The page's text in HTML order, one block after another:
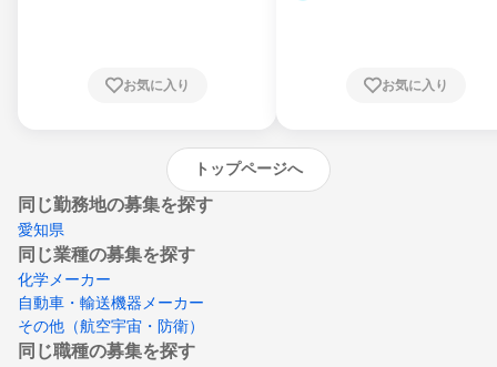
崎県、熊本県、大分県、宮崎県、鹿児島県、
お気に入り お気に入り
トップページへ
同じ勤務地の募集を探す
愛知県
同じ業種の募集を探す
化学メーカー
自動車・輸送機器メーカー
その他（航空宇宙・防衛）
同じ職種の募集を探す